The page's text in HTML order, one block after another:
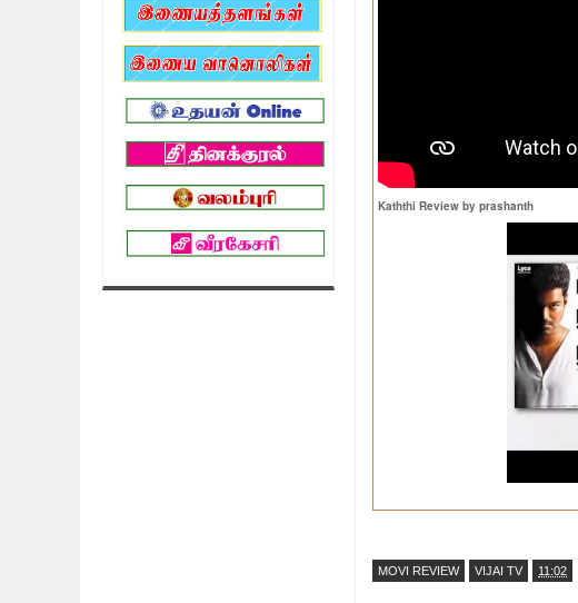
Kaththi Review by prashanth
MOVI REVIEW VIJAI TV 11:02